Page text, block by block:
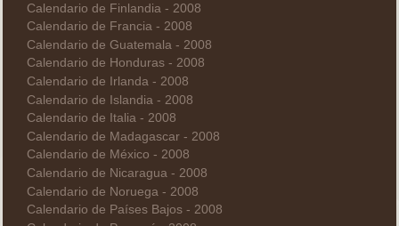
Calendario de Finlandia - 2008
Calendario de Francia - 2008
Calendario de Guatemala - 2008
Calendario de Honduras - 2008
Calendario de Irlanda - 2008
Calendario de Islandia - 2008
Calendario de Italia - 2008
Calendario de Madagascar - 2008
Calendario de México - 2008
Calendario de Nicaragua - 2008
Calendario de Noruega - 2008
Calendario de Países Bajos - 2008